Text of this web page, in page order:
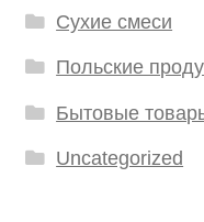
Сухие смеси
Польские
Бытовые
Uncategorized